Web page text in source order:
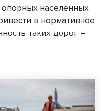
населенных
в нормативное
таких дорог –